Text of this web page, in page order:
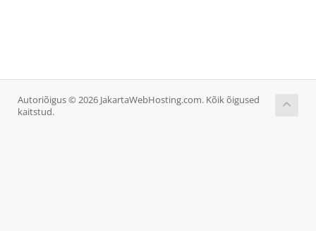
Autoriõigus © 2026 JakartaWebHosting.com. Kõik õigused
kaitstud.